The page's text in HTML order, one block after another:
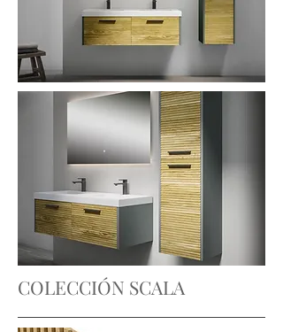
COLECCIÓN SCALA